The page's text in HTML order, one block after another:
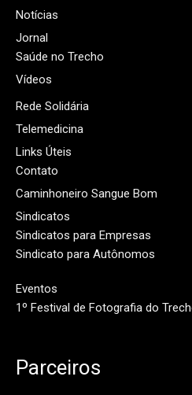
Notícias
Jornal
Saúde no Trecho
Vídeos
Rede Solidária
Telemedicina
Links Úteis
Contato
Caminhoneiro Sangue Bom
Sindicatos
Sindicatos para Empresas
Sindicato para Autônomos
Eventos
1º Festival de Fotografia do
Parceiros